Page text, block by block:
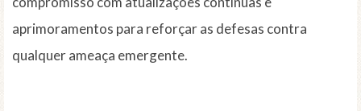
aprimoramentos para reforçar as defesas contra
qualquer ameaça emergente.